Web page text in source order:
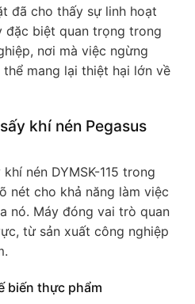
đã cho thấy sự linh hoạt
đặc biệt quan trọng trong
nơi mà việc ngừng
mang lại thiệt hại lớn về
khí nén Pegasus
nén DYMSK-115 trong
nét cho khả năng làm việc
nó. Máy đóng vai trò quan
từ sản xuất công nghiệp
biến thực phẩm